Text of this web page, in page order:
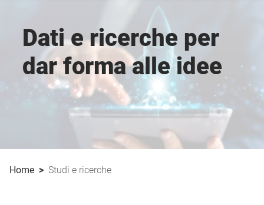
Dati e ricerche per
dar forma alle idee
Home > Studi e ricerche